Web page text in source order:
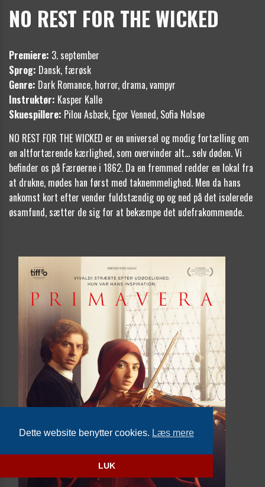
Dette website benytter cookies. Læs mere
LUK
NO REST FOR THE WICKED
Premiere: 3. september
Sprog: Dansk, færøsk
Genre: Dark Romance, horror, drama, vampyr
Instruktør: Kasper Kalle
Skuespillere: Pilou Asbæk, Egor Venned, Sofia Nolsøe
NO REST FOR THE WICKED er en universel og modig fortælling om
en altfortærende kærlighed, som overvinder alt… selv døden. Vi
befinder os på Færøerne i 1862. Da en fremmed redder en lokal fra
at drukne, mødes han først med taknemmelighed. Men da hans
ankomst kort efter vender fuldstændig op og ned på det isolerede
øsamfund, sætter de sig for at bekæmpe det udefrakommende.